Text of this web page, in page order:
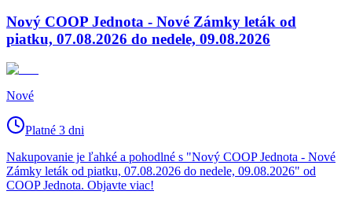
Nový COOP Jednota - Nové Zámky leták od
piatku, 07.08.2026 do nedele, 09.08.2026
Nové
Platné 3 dni
Nakupovanie je ľahké a pohodlné s "Nový COOP Jednota - Nové
Zámky leták od piatku, 07.08.2026 do nedele, 09.08.2026" od
COOP Jednota. Objavte viac!